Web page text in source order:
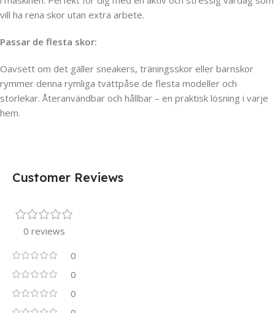
vill ha rena skor utan extra arbete.
Passar de flesta skor:
Oavsett om det gäller sneakers, träningsskor eller barnskor
rymmer denna rymliga tvättpåse de flesta modeller och
storlekar. Återanvändbar och hållbar – en praktisk lösning i varje
hem.
Customer Reviews
0 reviews
0
0
0